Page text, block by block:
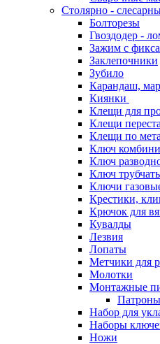
Столярно -
Болторезы
Гвоздодер -
Зажим с
Заклепочники
Зубило
Карандаш,
Киянки
Клещи для
Клещи
Клещи по
Ключ
Ключ
Ключ
Ключи
Крестики,
Крючок для
Кувалды
Лезвия
Лопаты
Метчики для
Молотки
Монтажные
Набор для
Наборы
Ножи